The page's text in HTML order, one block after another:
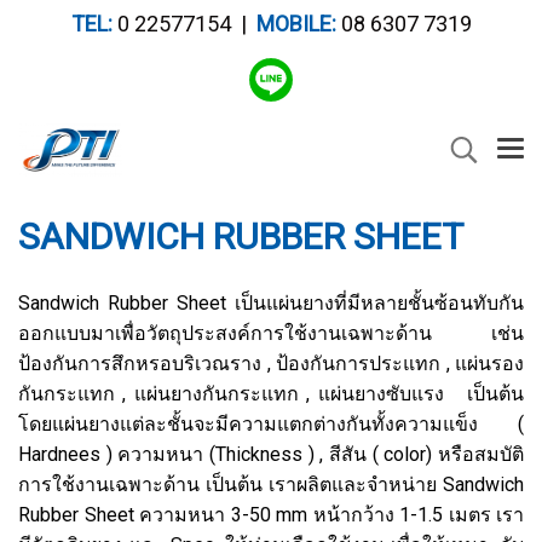
TEL:0 22577154 | MOBILE: 08 6307 7319
SANDWICH RUBBER SHEET
Sandwich Rubber Sheet เป็นแผ่นยางที่มีหลายชั้นซ้อนทับกัน
ออกแบบมาเพื่อวัตถุประสงค์การใช้งานเฉพาะด้าน เช่น
ป้องกันการสึกหรอบริเวณราง , ป้องกันการประแทก , แผ่นรอง
กันกระแทก , แผ่นยางกันกระแทก , แผ่นยางซับแรง เป็นต้น
โดยแผ่นยางแต่ละชั้นจะมีความแตกต่างกันทั้งความแข็ง (
Hardnees ) ความหนา (Thickness ) , สีสัน ( color) หรือสมบัติ
การใช้งานเฉพาะด้าน เป็นต้น เราผลิตและจำหน่าย Sandwich
Rubber Sheet ความหนา 3-50 mm หน้ากว้าง 1-1.5 เมตร เรา